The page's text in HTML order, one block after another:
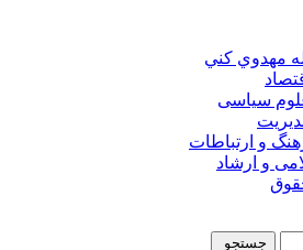
مهدوي كني
سیاسی
و ارتباطات
و ارشاد
جستجو